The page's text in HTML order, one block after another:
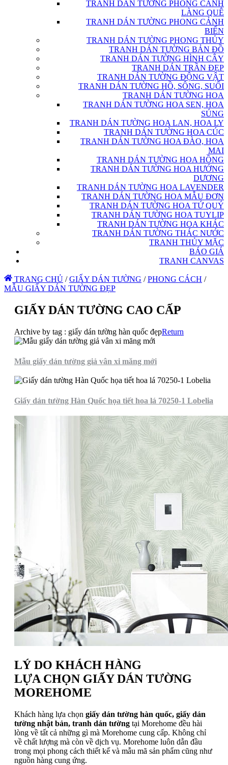
TRANH DÁN TƯỜNG PHONG CẢNH
LÀNG QUÊ
TRANH DÁN TƯỜNG PHONG CẢNH
BIỂN
TRANH DÁN TƯỜNG PHONG THỦY
TRANH DÁN TƯỜNG BẢN ĐỒ
TRANH DÁN TƯỜNG HÌNH CÂY
TRANH DÁN TRẦN ĐẸP
TRANH DÁN TƯỜNG ĐỘNG VẬT
TRANH DÁN TƯỜNG HỒ, SÔNG, SUỐI
TRANH DÁN TƯỜNG HOA
TRANH DÁN TƯỜNG HOA SEN, HOA
SÚNG
TRANH DÁN TƯỜNG HOA LAN, HOA LY
TRANH DÁN TƯỜNG HOA CÚC
TRANH DÁN TƯỜNG HOA ĐÀO, HOA
MAI
TRANH DÁN TƯỜNG HOA HỒNG
TRANH DÁN TƯỜNG HOA HƯỚNG
DƯƠNG
TRANH DÁN TƯỜNG HOA LAVENDER
TRANH DÁN TƯỜNG HOA MẪU ĐƠN
TRANH DÁN TƯỜNG HOA TỨ QUÝ
TRANH DÁN TƯỜNG HOA TUYLIP
TRANH DÁN TƯỜNG HOA KHÁC
TRANH DÁN TƯỜNG THÁC NƯỚC
TRANH THỦY MẶC
BÁO GIÁ
TRANH CANVAS
TRANG CHỦ / GIẤY DÁN TƯỜNG / PHONG CÁCH /
MẪU GIẤY DÁN TƯỜNG ĐẸP
GIẤY DÁN TƯỜNG CAO CẤP
Archive by tag : giấy dán tường hàn quốc đẹpReturn
Mẫu giấy dán tường giả vân xi măng mới
Giấy dán tường Hàn Quốc họa tiết hoa lá 70250-1 Lobelia
LÝ DO KHÁCH HÀNG
LỰA CHỌN GIẤY DÁN TƯỜNG
MOREHOME
Khách hàng lựa chọn giấy dán tường hàn quốc, giấy dán
tường nhật bản, tranh dán tường tại Morehome đều hài
lòng về tất cả những gì mà Morehome cung cấp. Không chỉ
về chất lượng mà còn về dịch vụ. Morehome luôn dẫn đầu
trong mọi phong cách thiết kế và mẫu mã sản phẩm cũng như
nguồn hàng cung ứng.